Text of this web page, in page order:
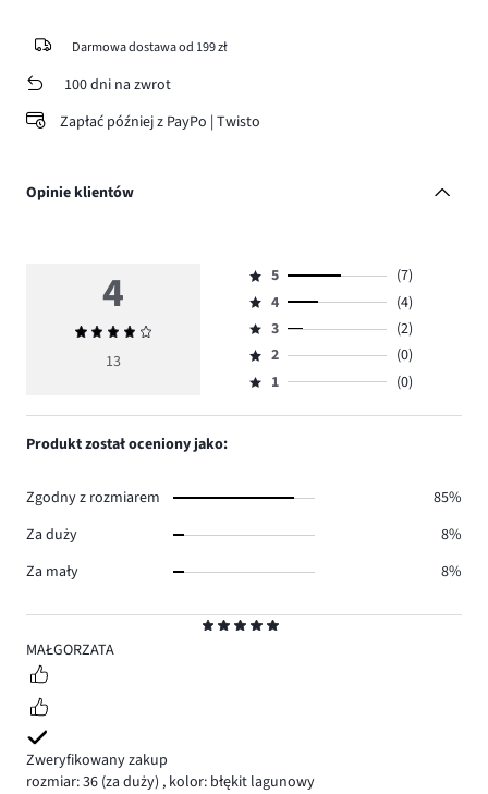
Darmowa dostawa od 199 zł
100 dni na zwrot
Zapłać później z PayPo | Twisto
Opinie klientów
5
MAŁGORZATA
Zweryfikowany zakup
rozmiar: 36 (za duży) , kolor: błękit lagunowy
4
Średnia
ocena
13
Ocena
5,
ilość
głosów
7.
5
(7)
Ocena
4,
ilość
głosów
4
(4)
Ocena
3,
ilość
3
(2)
Ocena
2,
2
(0)
Ocena
1,
1 (0)
Produkt został oceniony jako:
Zgodny z rozmiarem
85%
Za duży
8%
Za mały
8%